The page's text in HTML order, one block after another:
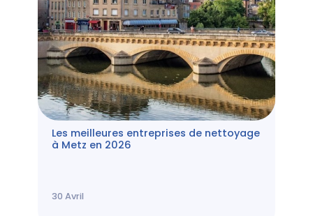
Les meilleures entreprises de nettoyage
à Metz en 2026
30 Avril